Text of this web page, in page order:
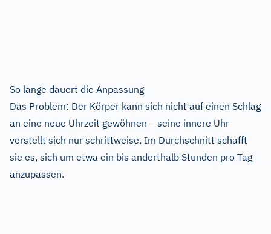
So lange dauert die Anpassung
Das Problem: Der Körper kann sich nicht auf einen Schlag
an eine neue Uhrzeit gewöhnen – seine innere Uhr
verstellt sich nur schrittweise. Im Durchschnitt schafft
sie es, sich um etwa ein bis anderthalb Stunden pro Tag
anzupassen.